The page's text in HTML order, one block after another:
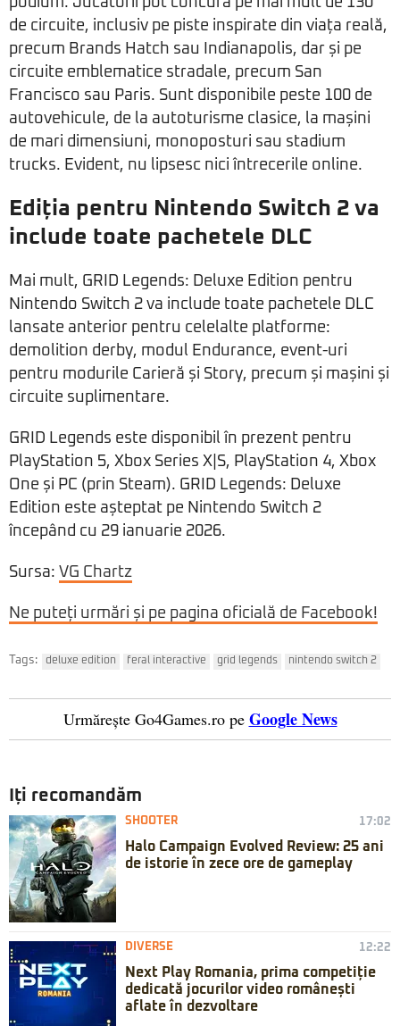
de circuite, inclusiv pe piste inspirate din viața reală,
precum Brands Hatch sau Indianapolis, dar și pe
circuite emblematice stradale, precum San
Francisco sau Paris. Sunt disponibile peste 100 de
autovehicule, de la autoturisme clasice, la mașini
de mari dimensiuni, monoposturi sau stadium
trucks. Evident, nu lipsesc nici întrecerile online.
Ediția pentru Nintendo Switch 2 va
include toate pachetele DLC
Mai mult, GRID Legends: Deluxe Edition pentru
Nintendo Switch 2 va include toate pachetele DLC
lansate anterior pentru celelalte platforme:
demolition derby, modul Endurance, event-uri
pentru modurile Carieră și Story, precum și mașini și
circuite suplimentare.
GRID Legends este disponibil în prezent pentru
PlayStation 5, Xbox Series X|S, PlayStation 4, Xbox
One și PC (prin Steam). GRID Legends: Deluxe
Edition este așteptat pe Nintendo Switch 2
începând cu 29 ianuarie 2026.
Sursa: VG Chartz
Ne puteți urmări și pe pagina oficială de Facebook!
Tags: deluxe edition feral interactive grid legends nintendo switch 2
Urmărește Go4Games.ro pe Google News
Iți recomandăm
SHOOTER 17:02
Halo Campaign Evolved Review: 25 ani
de istorie în zece ore de gameplay
DIVERSE 12:22
Next Play Romania, prima competiție
dedicată jocurilor video românești
aflate în dezvoltare